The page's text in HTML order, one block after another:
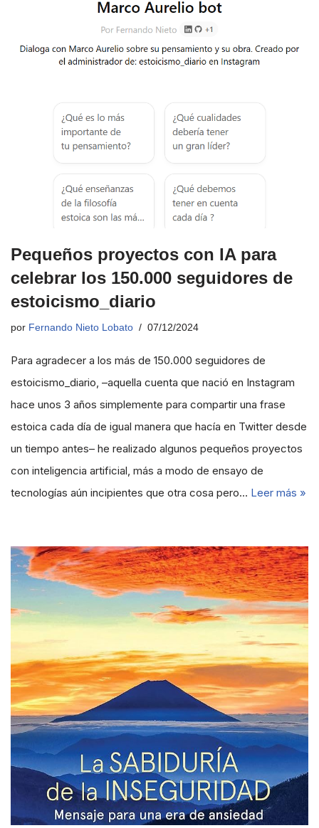
Pequeños proyectos con IA para
celebrar los 150.000 seguidores de
estoicismo_diario
por Fernando Nieto Lobato 07/12/2024
Para agradecer a los más de 150.000 seguidores de
estoicismo_diario, –aquella cuenta que nació en Instagram
hace unos 3 años simplemente para compartir una frase
estoica cada día de igual manera que hacía en Twitter desde
un tiempo antes– he realizado algunos pequeños proyectos
con inteligencia artificial, más a modo de ensayo de
tecnologías aún incipientes que otra cosa pero… Leer más »